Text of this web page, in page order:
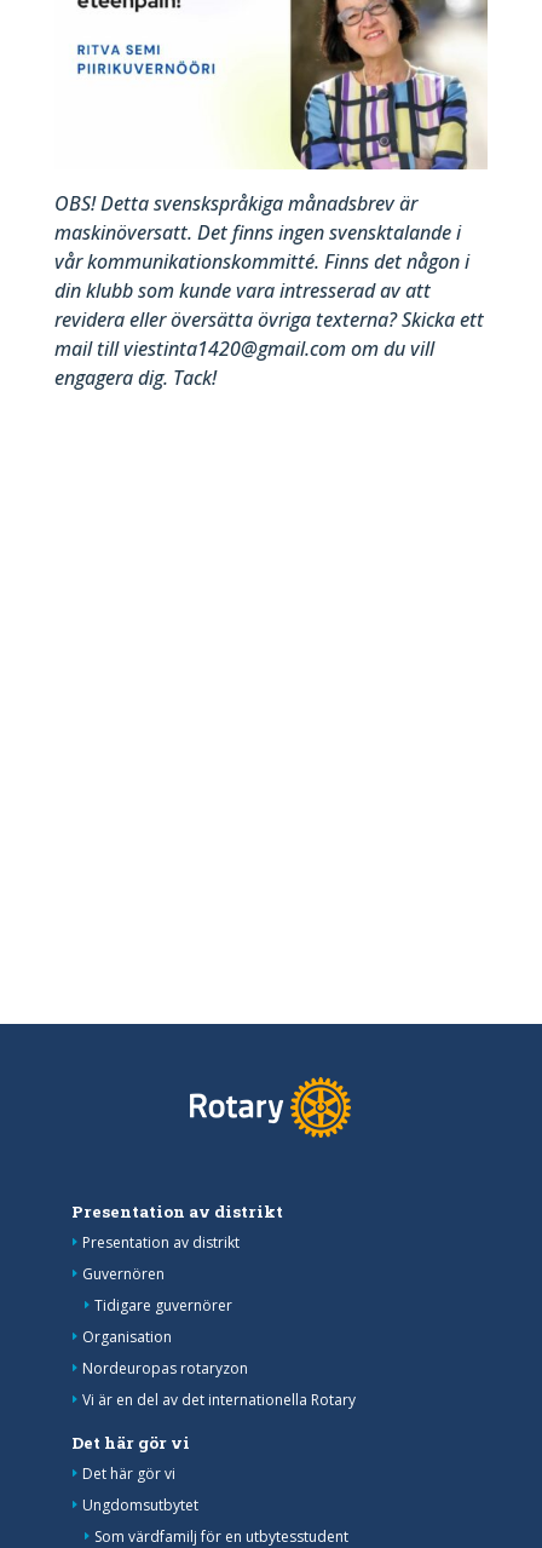
OBS!Dettasvenskspråkigamånadsbrevär
maskinöversatt. Detfinnsingensvensktalandei
vårkommunikationskommitté. Finnsdetnågoni
dinklubbsomkundevaraintresseradavatt
revideraelleröversättaövriga texterna?Skickaett
mail tillviestinta1420@gmail.comomduvill
engageradig. Tack!
Presentation av distrikt
Presentation av distrikt
Guvernören
Tidigare guvernörer
Organisation
Nordeuropas rotaryzon
Vi är en del av det internationella Rotary
Det här gör vi
Det här gör vi
Ungdomsutbytet
Som värdfamilj för en utbytesstudent